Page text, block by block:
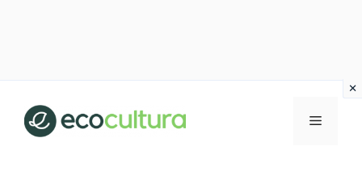
contenuto
MENU